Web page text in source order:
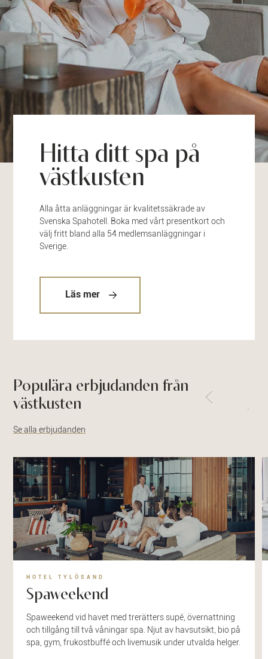
Hitta ditt spa på
västkusten
Alla åtta anläggningar är kvalitetssäkrade av
Svenska Spahotell. Boka med vårt presentkort och
välj fritt bland alla 54 medlemsanläggningar i
Sverige.
Läs mer
Populära erbjudanden från
västkusten
Se alla erbjudanden
HOTEL TYLÖSAND
Spaweekend
Spaweekend vid havet med trerätters supé, övernattning
och tillgång till två våningar spa. Njut av havsutsikt, bio på
spa, gym, frukostbuffé och livemusik under utvalda helger.